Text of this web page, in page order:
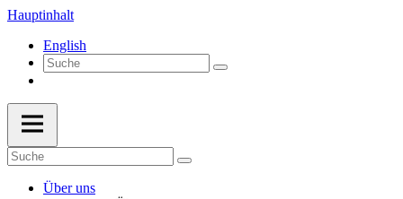
Hauptinhalt
English
Über uns